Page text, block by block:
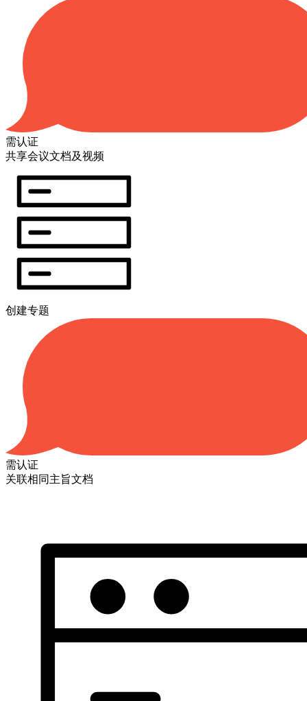
需认证
共享会议文档及视频
创建专题
需认证
关联相同主旨文档